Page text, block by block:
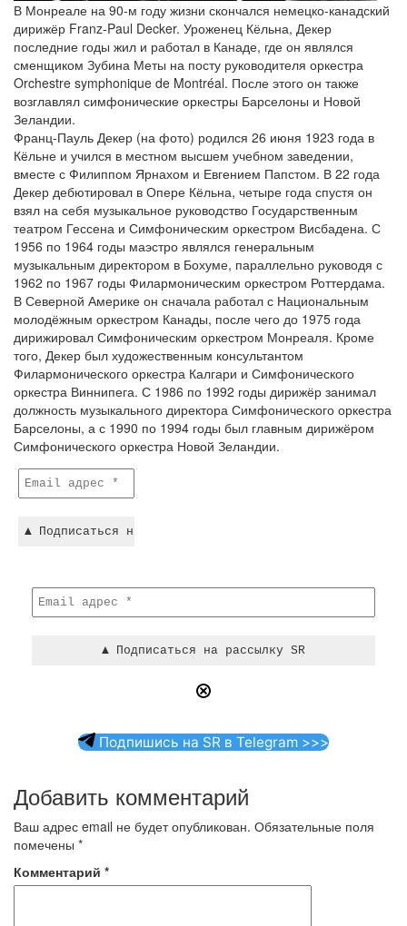
В Монреале на 90-м году жизни скончался немецко-канадский
дирижёр Franz-Paul Decker. Уроженец Кёльна, Декер
последние годы жил и работал в Канаде, где он являлся
сменщиком Зубина Меты на посту руководителя оркестра
Orchestre symphonique de Montréal. После этого он также
возглавлял симфонические оркестры Барселоны и Новой
Зеландии.
Франц-Пауль Декер (на фото) родился 26 июня 1923 года в
Кёльне и учился в местном высшем учебном заведении,
вместе с Филиппом Ярнахом и Евгением Папстом. В 22 года
Декер дебютировал в Опере Кёльна, четыре года спустя он
взял на себя музыкальное руководство Государственным
театром Гессена и Симфоническим оркестром Висбадена. С
1956 по 1964 годы маэстро являлся генеральным
музыкальным директором в Бохуме, параллельно руководя с
1962 по 1967 годы Филармоническим оркестром Роттердама.
В Северной Америке он сначала работал с Национальным
молодёжным оркестром Канады, после чего до 1975 года
дирижировал Симфоническим оркестром Монреаля. Кроме
того, Декер был художественным консультантом
Филармонического оркестра Калгари и Симфонического
оркестра Виннипега. С 1986 по 1992 годы дирижёр занимал
должность музыкального директора Симфонического оркестра
Барселоны, а с 1990 по 1994 годы был главным дирижёром
Симфонического оркестра Новой Зеландии.
Подпишись на SR в Telegram >>>
Добавить комментарий
Ваш адрес email не будет опубликован. Обязательные поля
помечены *
Комментарий *